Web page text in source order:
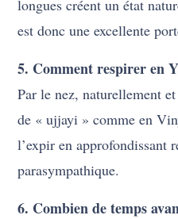
longues créent un état
est donc une excellente
5. Comment respirer en
Par le nez, naturellement
de « ujjayi » comme en
l’expir en approfondissant
parasympathique.
6. Combien de temps